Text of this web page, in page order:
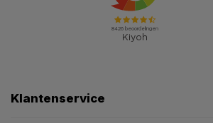
Klantenservice